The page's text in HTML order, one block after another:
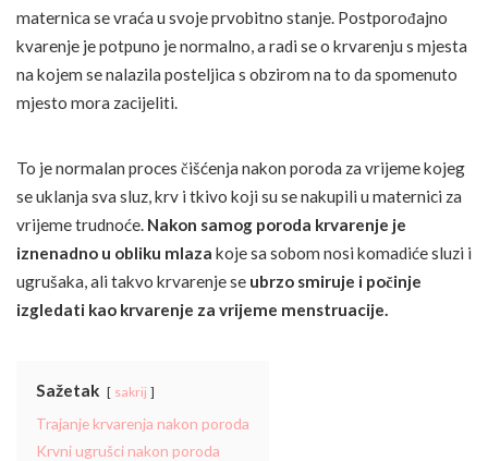
maternica se vraća u svoje prvobitno stanje. Postporođajno
kvarenje je potpuno je normalno, a radi se o krvarenju s mjesta
na kojem se nalazila posteljica s obzirom na to da spomenuto
mjesto mora zacijeliti.
To je normalan proces čišćenja nakon poroda za vrijeme kojeg
se uklanja sva sluz, krv i tkivo koji su se nakupili u maternici za
vrijeme trudnoće. Nakon samog poroda krvarenje je
iznenadno u obliku mlaza koje sa sobom nosi komadiće sluzi i
ugrušaka, ali takvo krvarenje se ubrzo smiruje i počinje
izgledati kao krvarenje za vrijeme menstruacije.
Sažetak sakrij
Trajanje krvarenja nakon poroda
Krvni ugrušci nakon poroda